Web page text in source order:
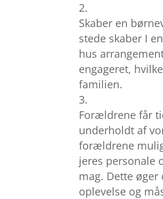
Skaber en
stede skaber I
hus
engageret,
familien.
Forældrene får
underholdt af
forældrene
jeres personale
mag. Dette
oplevelse og